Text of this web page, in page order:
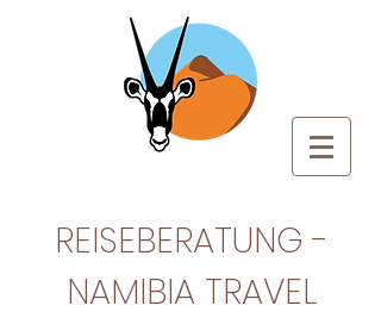
REISEBERATUNG -
NAMIBIA TRAVEL